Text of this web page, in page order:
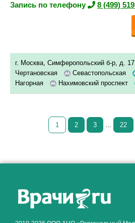
Запись по телефону
8 (499)
г. Москва, Симферопольский б-р, д.
Чертановская
Севастопольская
Нагорная
Нахимовский проспект
1 2 3 ... 22